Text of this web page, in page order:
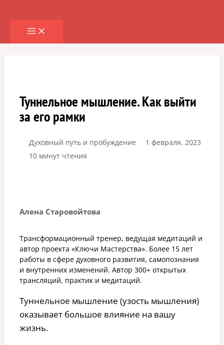
содержимому
Туннельное мышление. Как выйти
за его рамки
Духовный путь и пробуждение
1 февраля, 2023
10 минут чтения
Алена Старовойтова
Трансформационный тренер, ведущая медитаций и
автор проекта «Ключи Мастерства». Более 15 лет
работы в сфере духовного развития, самопознания
и внутренних изменений. Автор 300+ открытых
трансляций, практик и медитаций.
Туннельное мышление (узость мышления)
оказывает большое влияние на вашу
жизнь.